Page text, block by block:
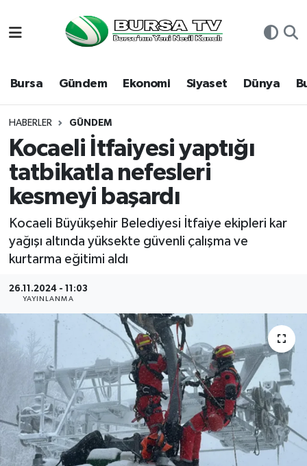
Bursa Gündem Ekonomi Siyaset Dünya
HABERLER GÜNDEM
Kocaeli İtfaiyesi yaptığı
tatbikatla nefesleri
kesmeyi başardı
Kocaeli Büyükşehir Belediyesi İtfaiye ekipleri kar
yağışı altında yüksekte güvenli çalışma ve
kurtarma eğitimi aldı
26.11.2024 - 11:03
YAYINLANMA
Bursa
Dünya
Eğitim
Ekonomi
Genel
Gündem
Magazin
Sağlık
Siyaset
Spor
Teknoloji
Hava Durumu
Namaz Vakitleri
Trafik Durumu
Süper Lig Puan Durumu ve Fikstür
Tüm Manşetler
Son Dakika Haberleri
Haber Arşivi